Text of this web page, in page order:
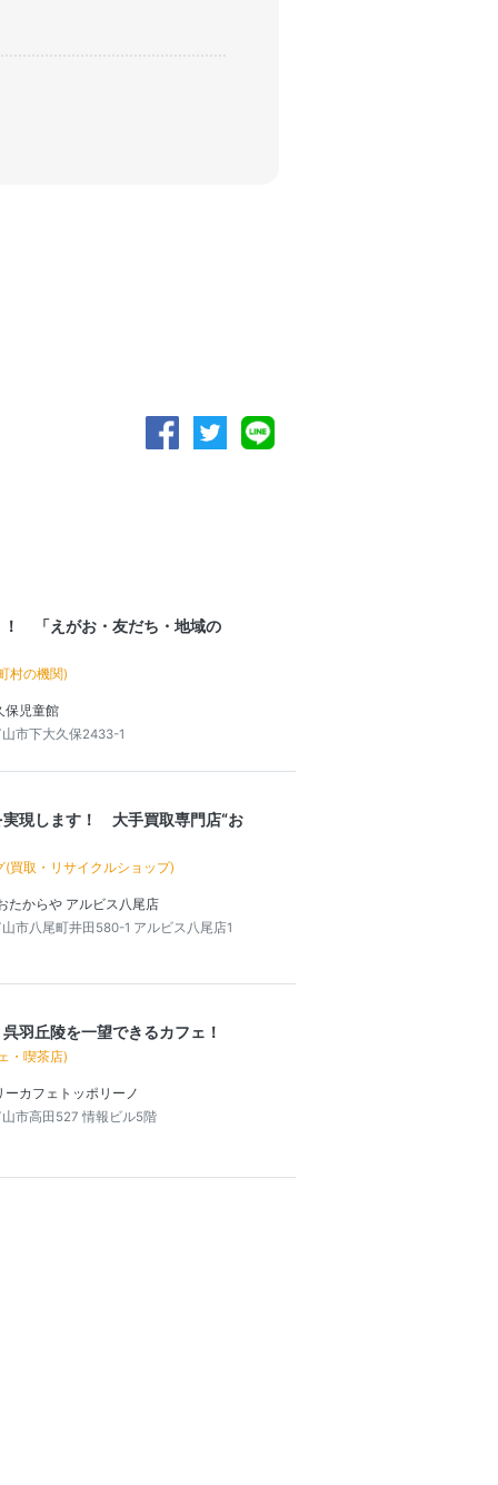
！ 「えがお・友だち・地域の
村の機関)
保児童館
市下大久保2433-1
実現します！ 大手買取専門店“お
(買取・リサイクルショップ)
たからや アルビス八尾店
市八尾町井田580-1 アルビス八尾店1
羽丘陵を一望できるカフェ！
・喫茶店)
ーカフェトッポリーノ
市高田527 情報ビル5階